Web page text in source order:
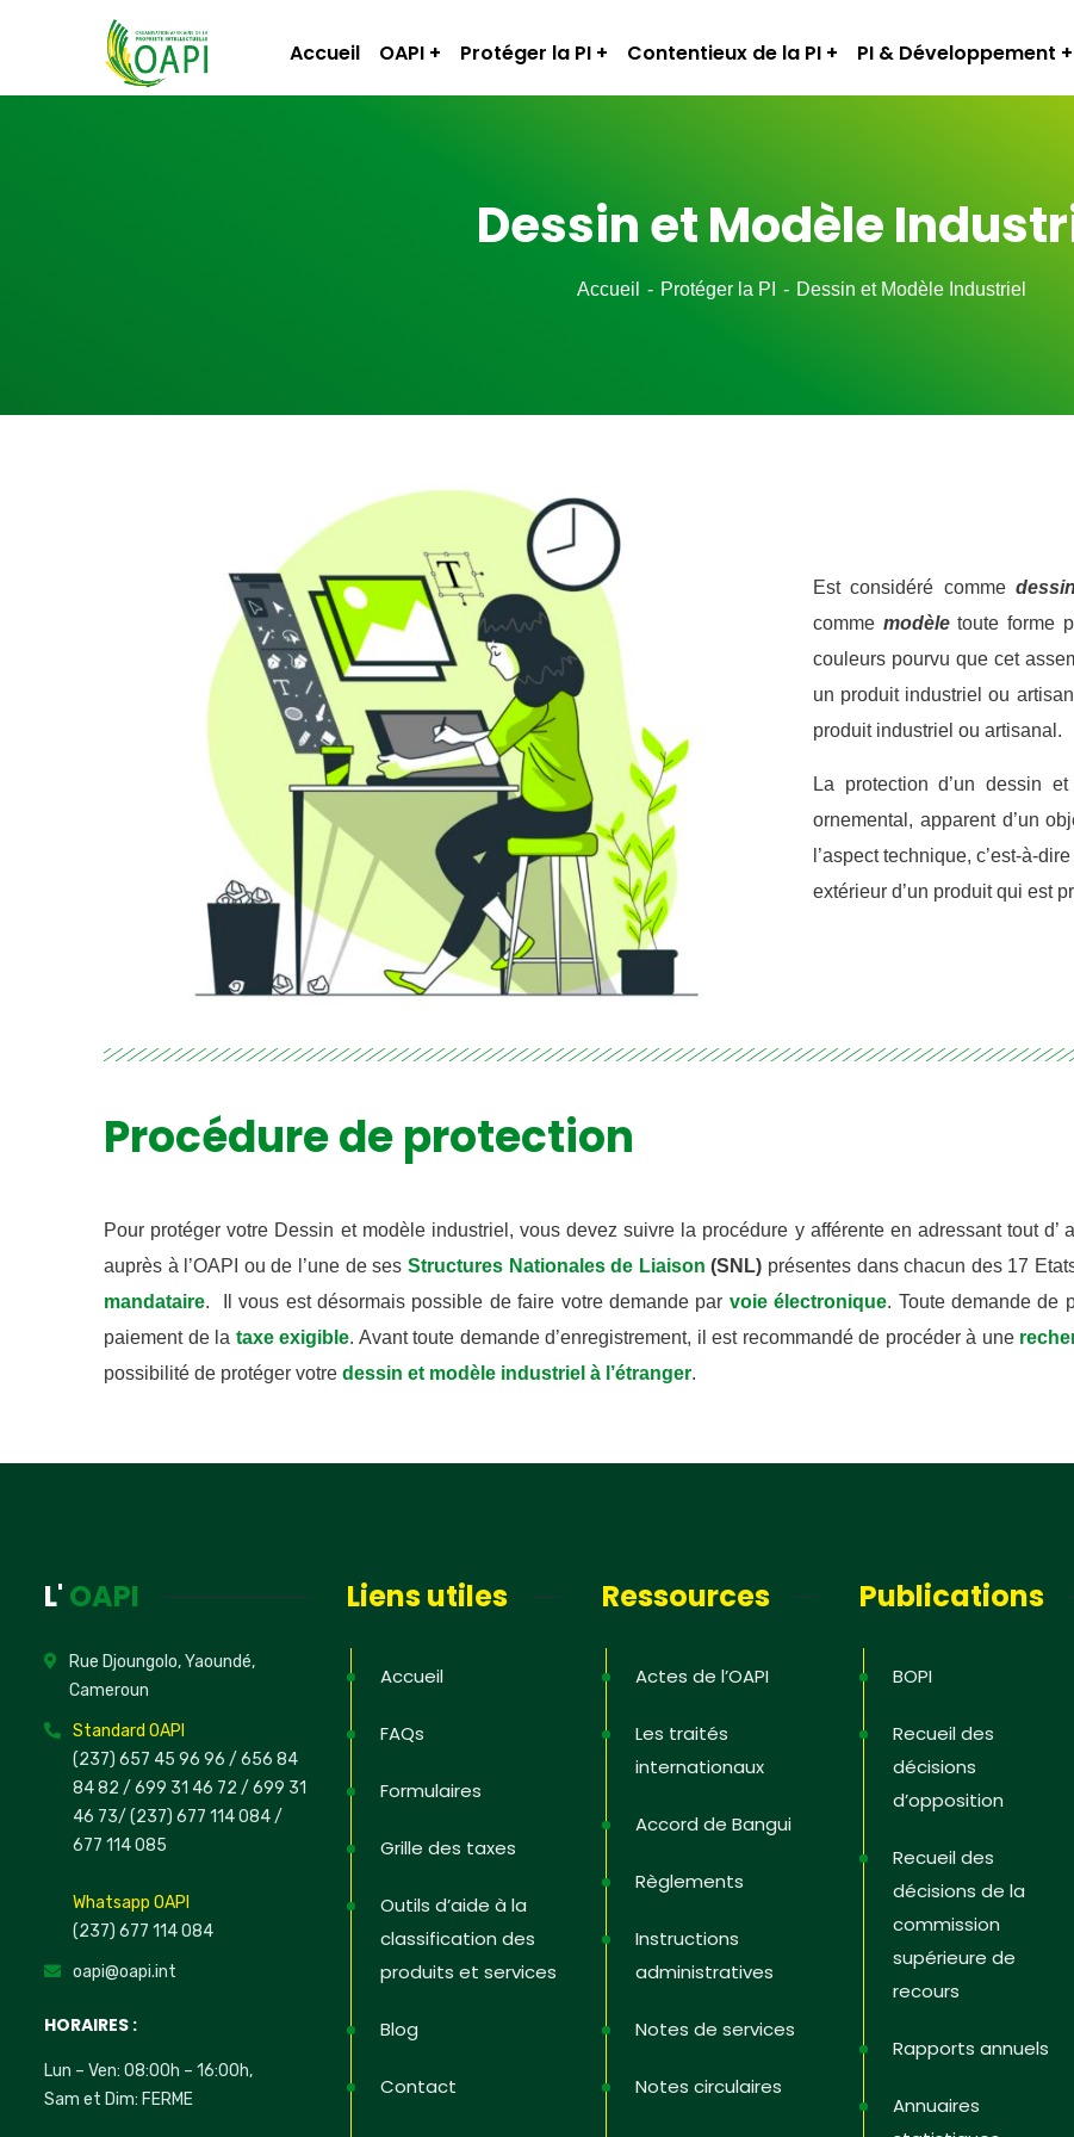
Accueil OAPI Protéger la PI Contentieux de la PI PI & Développement
Dessin et Modèle
Accueil Protéger la PI Dessin et Modèle Industriel
Est considéré comme
comme modèletoute forme
couleurs pourvu que cet
un produit industriel ou
produit industriel ou artisanal.
La protection d’un dessin
ornemental, apparent d’un
l’aspect technique, c’est-à-
extérieur d’un produit qui est
Procédure de protection
Pour protéger votre Dessin et modèle industriel, vous devez suivre la procédure y afférente en adressant tout d’
auprès à l’OAPI ou de l’une de ses Structures Nationales de Liaison (SNL) présentes dans chacun des 17
mandataire. Il vous est désormais possible de faire votre demande par voie électronique. Toute demande de
paiement de la taxe exigible. Avant toute demande d’enregistrement, il est recommandé de procéder à une
possibilité de protéger votre dessin et modèle industriel à l’étranger.
L' OAPI
Rue Djoungolo, Yaoundé,
Cameroun
Standard OAPI
(237) 657 45 96 96 / 656 84
84 82 / 699 31 46 72 / 699 31
46 73/ (237) 677 114 084 /
677 114 085
Whatsapp OAPI
(237) 677 114 084
oapi@oapi.int
HORAIRES :
Lun – Ven: 08:00h – 16:00h,
Sam et Dim: FERME
Liens utiles
Accueil
FAQs
Formulaires
Grille des taxes
Outils d’aide à la
classification des
produits et services
Blog
Contact
Ressources
Actes de l’OAPI
Les traités
internationaux
Accord de Bangui
Règlements
Instructions
administratives
Notes de services
Notes circulaires
Publications
BOPI
Recueil des
décisions
d’opposition
Recueil des
décisions de la
commission
supérieure de
recours
Rapports annuels
Annuaires
Newsletter
Inscrivez-vous pour recevoir les dernières
PI dans les Etats, les astuces pour protéger et
défendre ses droits, des vidéos pédagogiques.
Non, merci